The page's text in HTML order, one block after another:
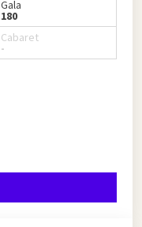
Gala
180
Cabaret
-